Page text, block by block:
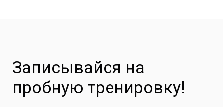
Записывайся на
пробную тренировку!